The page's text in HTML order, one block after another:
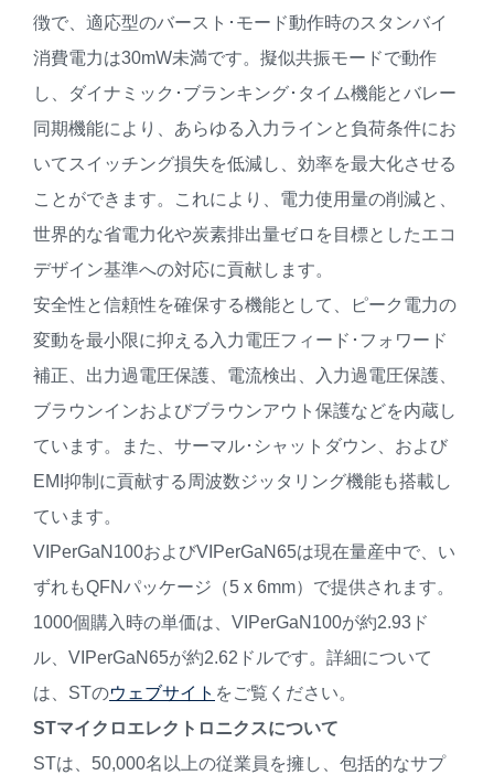
徴で、適応型のバースト･モード動作時のスタンバイ
消費電力は30mW未満です。擬似共振モードで動作
し、ダイナミック･ブランキング･タイム機能とバレー
同期機能により、あらゆる入力ラインと負荷条件にお
いてスイッチング損失を低減し、効率を最大化させる
ことができます。これにより、電力使用量の削減と、
世界的な省電力化や炭素排出量ゼロを目標としたエコ
デザイン基準への対応に貢献します。
安全性と信頼性を確保する機能として、ピーク電力の
変動を最小限に抑える入力電圧フィード･フォワード
補正、出力過電圧保護、電流検出、入力過電圧保護、
ブラウンインおよびブラウンアウト保護などを内蔵し
ています。また、サーマル･シャットダウン、および
EMI抑制に貢献する周波数ジッタリング機能も搭載し
ています。
VIPerGaN100およびVIPerGaN65は現在量産中で、い
ずれもQFNパッケージ（5 x 6mm）で提供されます。
1000個購入時の単価は、VIPerGaN100が約2.93ド
ル、VIPerGaN65が約2.62ドルです。詳細について
は、STのウェブサイト をご覧ください。
STマイクロエレクトロニクスについて
STは、50,000名以上の従業員を擁し、包括的なサプ